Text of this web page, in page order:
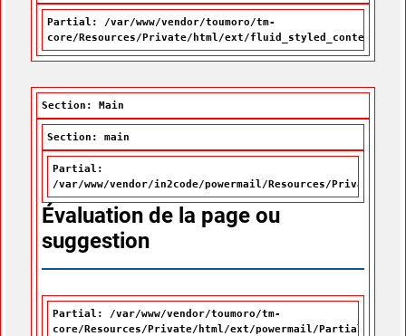
Partial: /var/www/vendor/toumoro/tm-
core/Resources/Private/html/ext/fluid_styled_content/
Section: Main
Section: main
Partial:
/var/www/vendor/in2code/powermail/Resources/Private/
Évaluation de la page ou
suggestion
Partial: /var/www/vendor/toumoro/tm-
core/Resources/Private/html/ext/powermail/Partials/